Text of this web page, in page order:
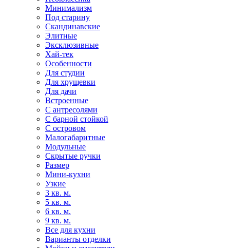
Минимализм
Под старину
Скандинавские
Элитные
Эксклюзивные
Хай-тек
Особенности
Для студии
Для хрущевки
Для дачи
Встроенные
С антресолями
С барной стойкой
С островом
Малогабаритные
Модульные
Скрытые ручки
Размер
Мини-кухни
Узкие
3 кв. м.
5 кв. м.
6 кв. м.
9 кв. м.
Все для кухни
Варианты отделки